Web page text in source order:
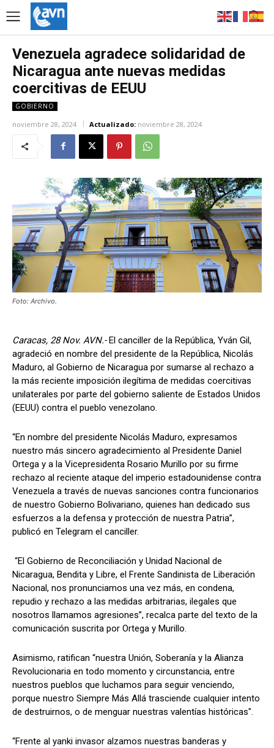
Venezuela agradece solidaridad de
Nicaragua ante nuevas medidas
coercitivas de EEUU
GOBIERNO
noviembre 28, 2024 Actualizado: noviembre 28, 2024
Foto: Archivo.
Caracas, 28 Nov. AVN.-El canciller de la República, Yván Gil,
agradeció en nombre del presidente de la República, Nicolás
Maduro, al Gobierno de Nicaragua por sumarse al rechazo a
la más reciente imposición ilegítima de medidas coercitivas
unilaterales por parte del gobierno saliente de Estados Unidos
(EEUU) contra el pueblo venezolano.
“En nombre del presidente Nicolás Maduro, expresamos
nuestro más sincero agradecimiento al Presidente Daniel
Ortega y a la Vicepresidenta Rosario Murillo por su firme
rechazo al reciente ataque del imperio estadounidense contra
Venezuela a través de nuevas sanciones contra funcionarios
de nuestro Gobierno Bolivariano, quienes han dedicado sus
esfuerzos a la defensa y protección de nuestra Patria”,
publicó en Telegram el canciller.
“El Gobierno de Reconciliación y Unidad Nacional de
Nicaragua, Bendita y Libre, el Frente Sandinista de Liberación
Nacional, nos pronunciamos una vez más, en condena,
repudio y rechazo a las medidas arbitrarias, ilegales que
nosotros llamamos agresiones”, recalca parte del texto de la
comunicación suscrita por Ortega y Murillo.
Asimismo, ratifican “nuestra Unión, Soberanía y la Alianza
Revolucionaria en todo momento y circunstancia, entre
nuestros pueblos que luchamos para seguir venciendo,
porque nuestro Siempre Más Allá trasciende cualquier intento
de destruirnos, o de menguar nuestras valentías históricas".
“Frente al yanki invasor alzamos nuestras banderas y